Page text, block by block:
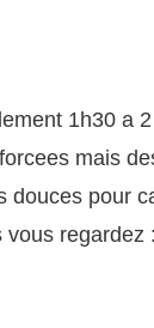
1h30 a
mais
douces pour